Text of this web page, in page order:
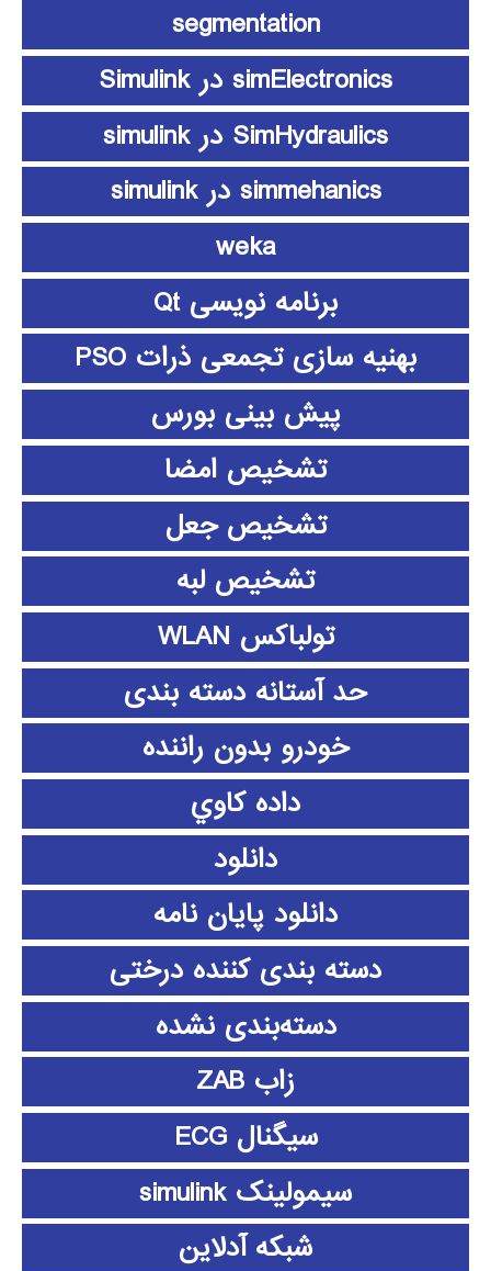
segmentation
simElectronics در Simulink
SimHydraulics در simulink
simmehanics در simulink
weka
برنامه نویسی Qt
بهنیه سازی تجمعی ذرات PSO
پیش بینی بورس
تشخیص امضا
تشخیص جعل
تشخیص لبه
تولباکس WLAN
حد آستانه دسته بندی
خودرو بدون راننده
داده كاوي
دانلود
دانلود پايان نامه
دسته بندی کننده درختی
دسته‌بندی نشده
زاب ZAB
سیگنال ECG
سیمولینک simulink
شبکه آدلاین